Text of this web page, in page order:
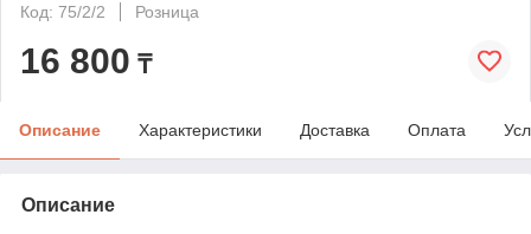
Код: 75/2/2
Розница
16 800 ₸
Описание Характеристики Доставка Оплата
Описание